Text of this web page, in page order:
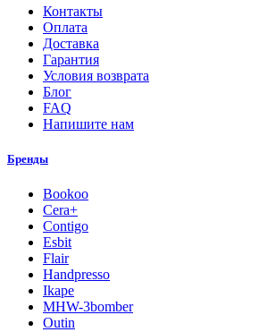
Контакты
Оплата
Доставка
Гарантия
Условия возврата
Блог
FAQ
Напишите нам
Бренды
Bookoo
Cera+
Contigo
Esbit
Flair
Handpresso
Ikape
MHW-3bomber
Outin